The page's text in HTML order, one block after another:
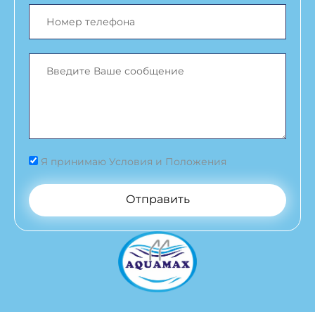
Я принимаю Условия и Положения
Отправить